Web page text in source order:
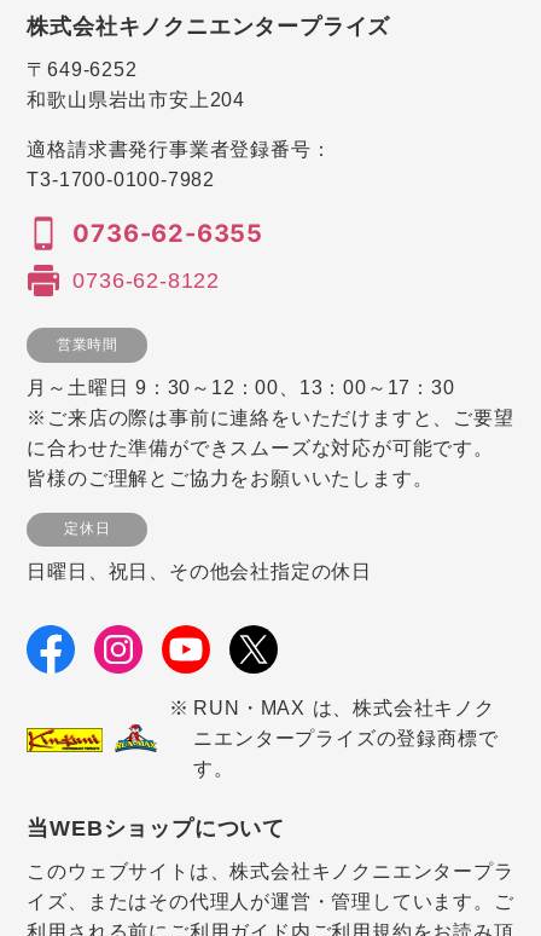
株式会社キノクニエンタープライズ
〒649-6252
和歌山県岩出市安上204
適格請求書発行事業者登録番号：
T3-1700-0100-7982
0736-62-6355
0736-62-8122
営業時間
月～土曜日 9：30～12：00、13：00～17：30
※ご来店の際は事前に連絡をいただけますと、ご要望
に合わせた準備ができスムーズな対応が可能です。
皆様のご理解とご協力をお願いいたします。
定休日
日曜日、祝日、その他会社指定の休日
RUN・MAX は、株式会社キノク
ニエンタープライズの登録商標で
す。
当WEBショップについて
このウェブサイトは、株式会社キノクニエンタープラ
イズ、またはその代理人が運営・管理しています。ご
利用される前にご利用ガイド内ご利用規約をお読み頂